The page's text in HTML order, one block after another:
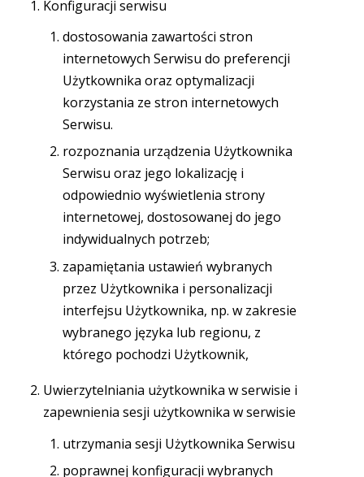
Konfiguracji serwisu
dostosowania zawartości stron
internetowych Serwisu do preferencji
Użytkownika oraz optymalizacji
korzystania ze stron internetowych
Serwisu.
rozpoznania urządzenia Użytkownika
Serwisu oraz jego lokalizację i
odpowiednio wyświetlenia strony
internetowej, dostosowanej do jego
indywidualnych potrzeb;
zapamiętania ustawień wybranych
przez Użytkownika i personalizacji
interfejsu Użytkownika, np. w zakresie
wybranego języka lub regionu, z
którego pochodzi Użytkownik,
Uwierzytelniania użytkownika w serwisie i
zapewnienia sesji użytkownika w serwisie
utrzymania sesji Użytkownika Serwisu
poprawnej konfiguracji wybranych